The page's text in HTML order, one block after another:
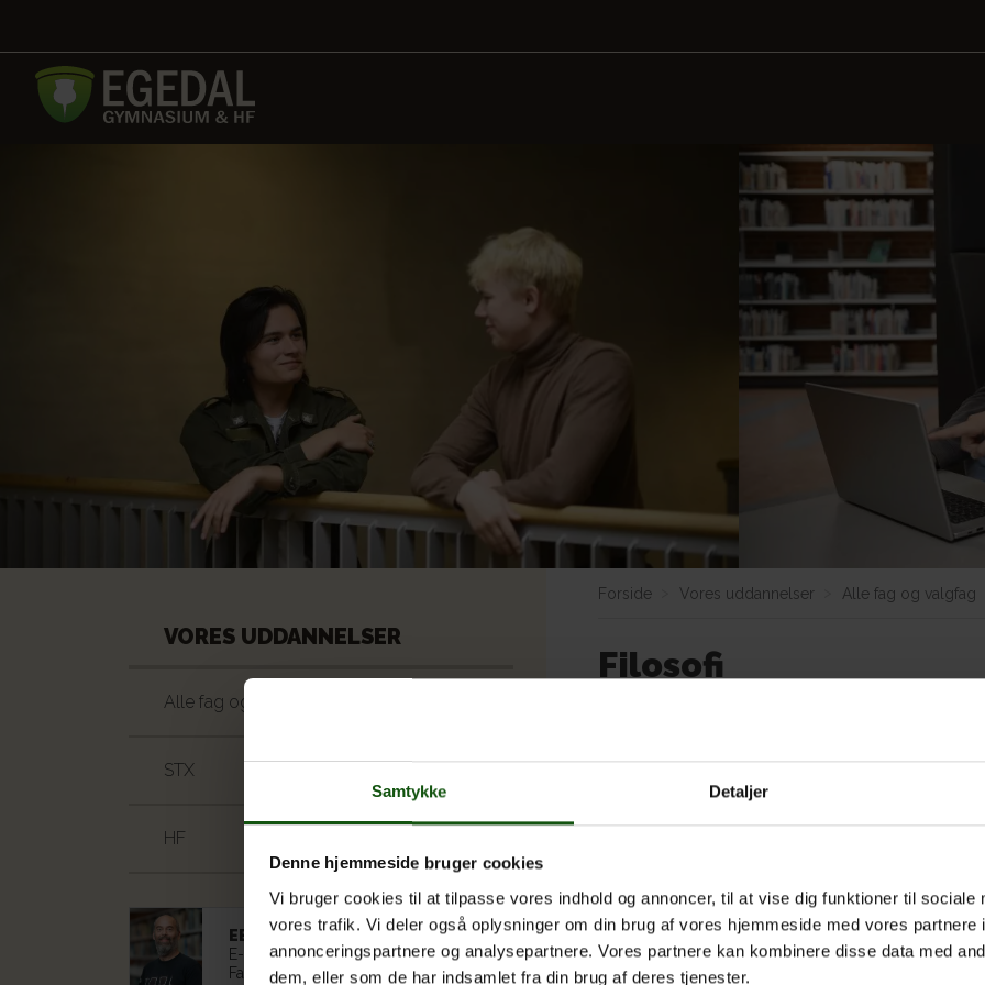
Samtykke Detaljer
Denne hjemmeside bruger cookies
Vi bruger cookies til at tilpasse vores indhold og annoncer, til at vise dig funktioner til sociale
vores trafik. Vi deler også oplysninger om din brug af vores hjemmeside med vores partnere
annonceringspartnere og analysepartnere. Vores partnere kan kombinere disse data med
dem, eller som de har indsamlet fra din brug af deres tjenester.
VORES UDDANNELSER
Alle fag og valgfag
STX
HF
EBBE HUGGER (EH)
E-mail:kd.mygege@HE
Fag:
Engelsk Filosofi Matematik
Forside Vores uddannelser Alle fag og valgfag
Filosofi
Hvad er meningen med livet, universet og
hvad er sandhed? Hvad er moralsk rigtig
Vi går i dybden med de store spørgsmål i
indbyrdes på holdet.
Filosofi er måske det mest tekstnære fag i
læser er lige tilgængelige, men vi giver os god tid